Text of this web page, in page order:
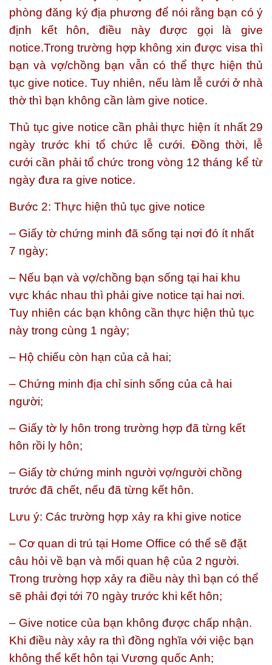
phòng đăng ký địa phương để nói rằng bạn có ý
định kết hôn, điều này được gọi là give
notice.Trong trường hợp không xin được visa thì
bạn và vợ/chồng bạn vẫn có thể thực hiện thủ
tục give notice. Tuy nhiên, nếu làm lễ cưới ở nhà
thờ thì bạn không cần làm give notice.
Thủ tục give notice cần phải thực hiện ít nhất 29
ngày trước khi tổ chức lễ cưới. Đồng thời, lễ
cưới cần phải tổ chức trong vòng 12 tháng kể từ
ngày đưa ra give notice.
Bước 2: Thực hiện thủ tục give notice
– Giấy tờ chứng minh đã sống tại nơi đó ít nhất
7 ngày;
– Nếu bạn và vợ/chồng bạn sống tại hai khu
vực khác nhau thì phải give notice tại hai nơi.
Tuy nhiên các bạn không cần thực hiện thủ tục
này trong cùng 1 ngày;
– Hộ chiếu còn hạn của cả hai;
– Chứng minh địa chỉ sinh sống của cả hai
người;
– Giấy tờ ly hôn trong trường hợp đã từng kết
hôn rồi ly hôn;
– Giấy tờ chứng minh người vợ/người chồng
trước đã chết, nếu đã từng kết hôn.
Lưu ý: Các trường hợp xảy ra khi give notice
– Cơ quan di trú tại Home Office có thể sẽ đặt
câu hỏi về bạn và mối quan hệ của 2 người.
Trong trường hợp xảy ra điều này thì bạn có thể
sẽ phải đợi tới 70 ngày trước khi kết hôn;
– Give notice của bạn không được chấp nhận.
Khi điều này xảy ra thì đồng nghĩa với việc bạn
không thể kết hôn tại Vương quốc Anh;